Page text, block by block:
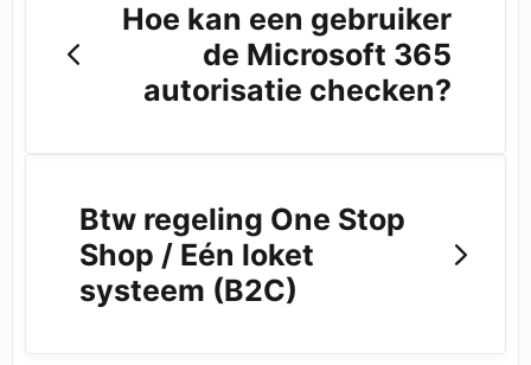
Hoe kan een gebruiker
de Microsoft 365
autorisatie checken?
Btw regeling One Stop
Shop / Eén loket
systeem (B2C)